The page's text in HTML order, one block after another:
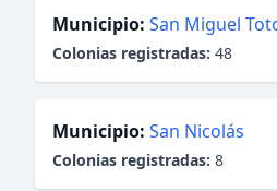
Municipio: San Miguel
Colonias registradas: 48
Municipio: San Nicolás
Colonias registradas: 8